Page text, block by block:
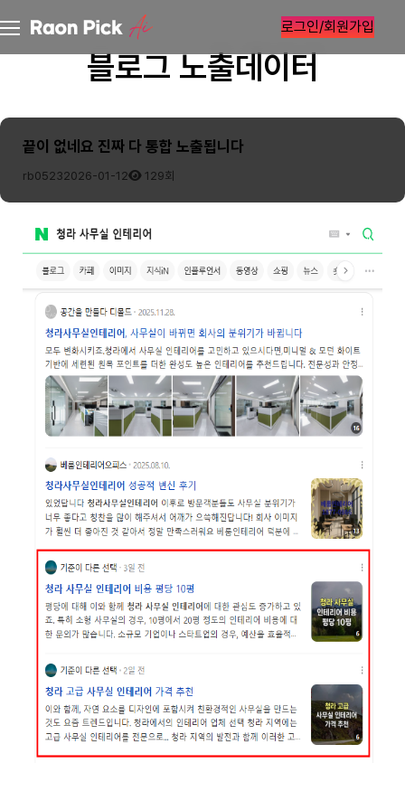
로그인/회원가입
블로그 노출데이터
끝이 없네요 진짜 다 통합 노출됩니다
rb05232026-01-12 129회